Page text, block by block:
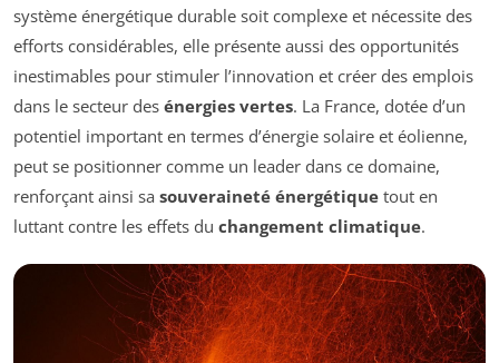
système énergétique durable soit complexe et nécessite des
efforts considérables, elle présente aussi des opportunités
inestimables pour stimuler l’innovation et créer des emplois
dans le secteur des énergies vertes. La France, dotée d’un
potentiel important en termes d’énergie solaire et éolienne,
peut se positionner comme un leader dans ce domaine,
renforçant ainsi sa souveraineté énergétique tout en
luttant contre les effets du changement climatique.